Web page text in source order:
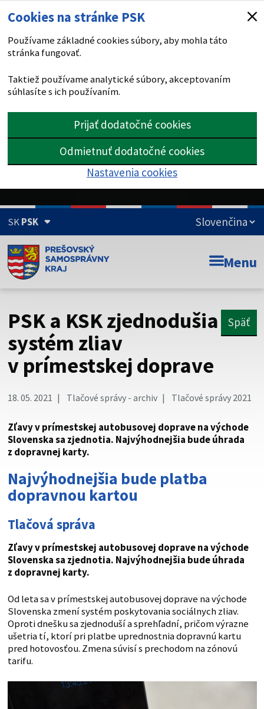
Cookies na stránke PSK
Používame základné cookies súbory, aby mohla táto
stránka fungovať.
Taktiež používame analytické súbory, akceptovaním
súhlasíte s ich používaním.
Prijať dodatočné cookies
Odmietnuť dodatočné cookies
Nastavenia cookies
SKPSK
Doména psk.sk je oficiálna
Toto je oficiálna webová stránka Prešovského
Táto stránka je zabezpečená
Buďte pozorní a vždy sa uistite, že zdieľate informácie iba
cez zabezpečenú webovú stránku. Zabezpečená stránka
Menu
PSK a KSK zjednodušia
systém zliav
v prímestskej doprave
Späť
18. 05. 2021 Tlačové správy - archiv Tlačové správy 2021
Zľavy v prímestskej autobusovej doprave na východe
Slovenska sa zjednotia. Najvýhodnejšia bude úhrada
z dopravnej karty.
Najvýhodnejšia bude platba
dopravnou kartou
Tlačová správa
Zľavy v prímestskej autobusovej doprave na východe
Slovenska sa zjednotia. Najvýhodnejšia bude úhrada
z dopravnej karty.
Od leta sa v prímestskej autobusovej doprave na východe
Slovenska zmení systém poskytovania sociálnych zliav.
Oproti dnešku sa zjednoduší a sprehľadní, pričom výrazne
ušetria tí, ktorí pri platbe uprednostnia dopravnú kartu
pred hotovosťou. Zmena súvisí s prechodom na zónovú
tarifu.